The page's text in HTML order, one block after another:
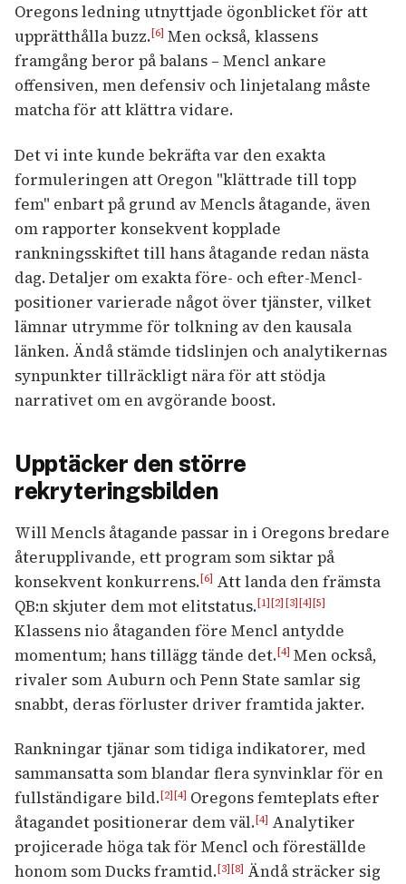
Oregons ledning utnyttjade ögonblicket för att
upprätthålla buzz.[6] Men också, klassens
framgång beror på balans – Mencl ankare
offensiven, men defensiv och linjetalang måste
matcha för att klättra vidare.
Det vi inte kunde bekräfta var den exakta
formuleringen att Oregon "klättrade till topp
fem" enbart på grund av Mencls åtagande, även
om rapporter konsekvent kopplade
rankningsskiftet till hans åtagande redan nästa
dag. Detaljer om exakta före- och efter-Mencl-
positioner varierade något över tjänster, vilket
lämnar utrymme för tolkning av den kausala
länken. Ändå stämde tidslinjen och analytikernas
synpunkter tillräckligt nära för att stödja
narrativet om en avgörande boost.
Upptäcker den större
rekryteringsbilden
Will Mencls åtagande passar in i Oregons bredare
återupplivande, ett program som siktar på
konsekvent konkurrens.[6] Att landa den främsta
QB:n skjuter dem mot elitstatus.[1][2][3][4][5]
Klassens nio åtaganden före Mencl antydde
momentum; hans tillägg tände det.[4] Men också,
rivaler som Auburn och Penn State samlar sig
snabbt, deras förluster driver framtida jakter.
Rankningar tjänar som tidiga indikatorer, med
sammansatta som blandar flera synvinklar för en
fullständigare bild.[2][4] Oregons femteplats efter
åtagandet positionerar dem väl.[4] Analytiker
projicerade höga tak för Mencl och föreställde
honom som Ducks framtid.[3][8] Ändå sträcker sig